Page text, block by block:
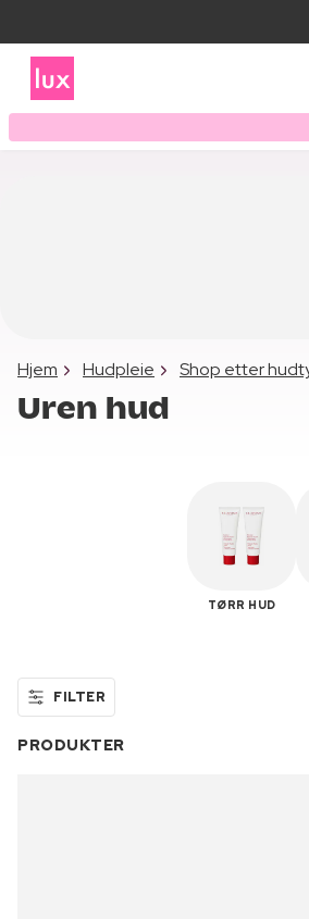
Hjem Hudpleie Shop etter
Uren hud
TØRR HUD
FILTER
PRODUKTER